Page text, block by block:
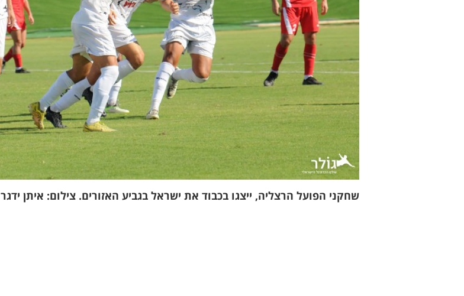
שחקני הפועל הרצליה, ייצגו בכבוד את ישראל בגביע האזורים. צילום: איתן ידגר